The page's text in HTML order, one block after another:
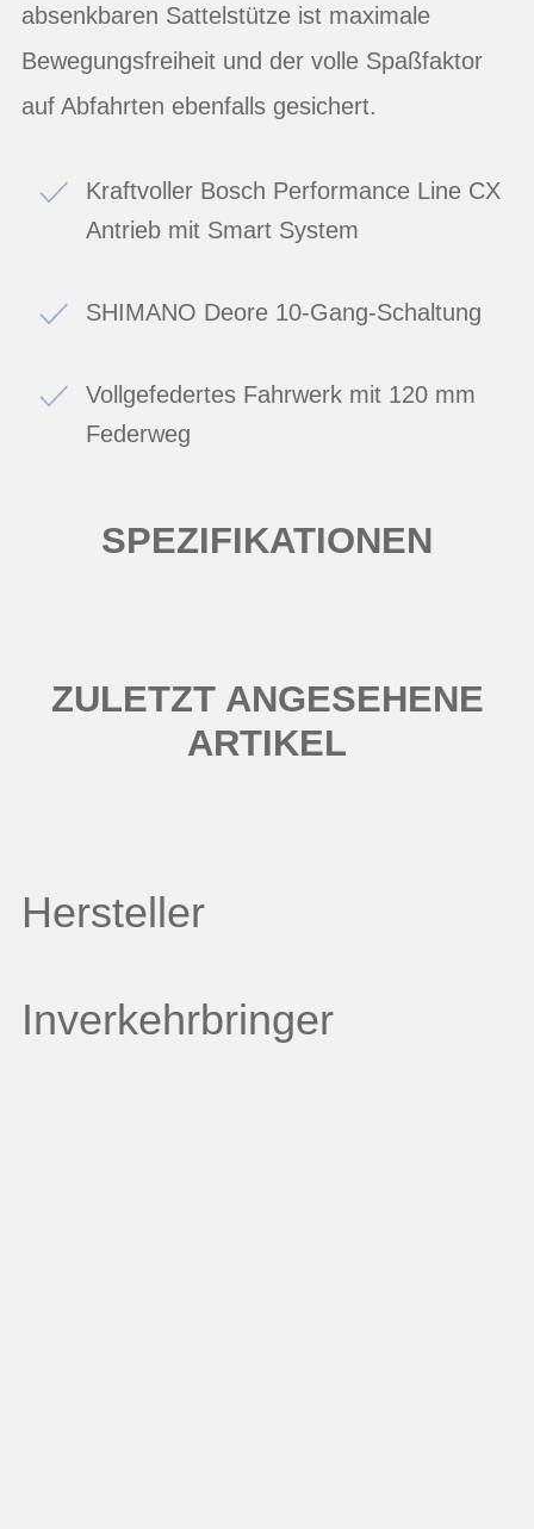
absenkbaren Sattelstütze ist maximale
Bewegungsfreiheit und der volle Spaßfaktor
auf Abfahrten ebenfalls gesichert.
Kraftvoller Bosch Performance Line CX
Antrieb mit Smart System
SHIMANO Deore 10-Gang-Schaltung
Vollgefedertes Fahrwerk mit 120 mm
Federweg
SPEZIFIKATIONEN
ZULETZT ANGESEHENE
ARTIKEL
Hersteller
Inverkehrbringer